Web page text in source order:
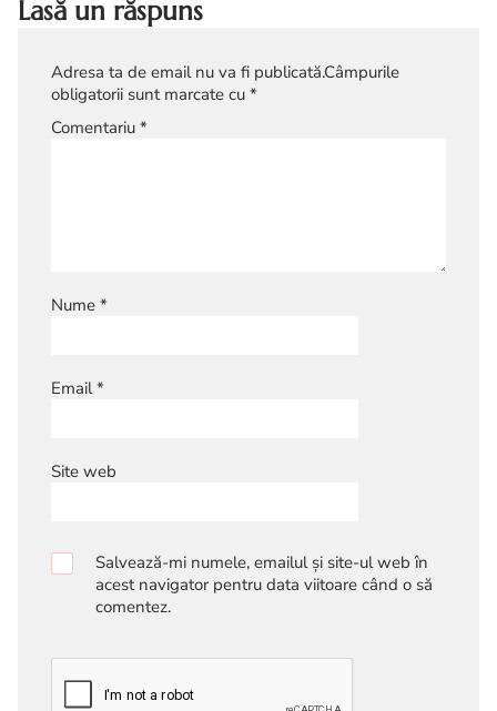
Lasă un răspuns
Adresa ta de email nu va fi publicată.Câmpurile
obligatorii sunt marcate cu *
Comentariu *
Nume *
Email*
Site web
Salvează-mi numele, emailul și site-ul web în
acest navigator pentru data viitoare când o să
comentez.